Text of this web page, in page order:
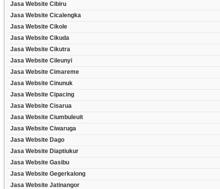
Jasa Website Cibiru
Jasa Website Cicalengka
Jasa Website Cikole
Jasa Website Cikuda
Jasa Website Cikutra
Jasa Website Cileunyi
Jasa Website Cimareme
Jasa Website Cinunuk
Jasa Website Cipacing
Jasa Website Cisarua
Jasa Website Ciumbuleuit
Jasa Website Ciwaruga
Jasa Website Dago
Jasa Website Diaptiukur
Jasa Website Gasibu
Jasa Website Gegerkalong
Jasa Website Jatinangor